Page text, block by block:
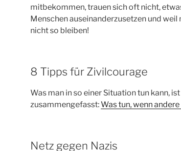
mitbekommen, trauen sich oft nicht,
Menschen auseinanderzusetzen und
nicht so bleiben!
8 Tipps für Zivilcourage
Was man in so einer Situation tun kann,
zusammengefasst:Was tun, wenn
Netz gegen Nazis